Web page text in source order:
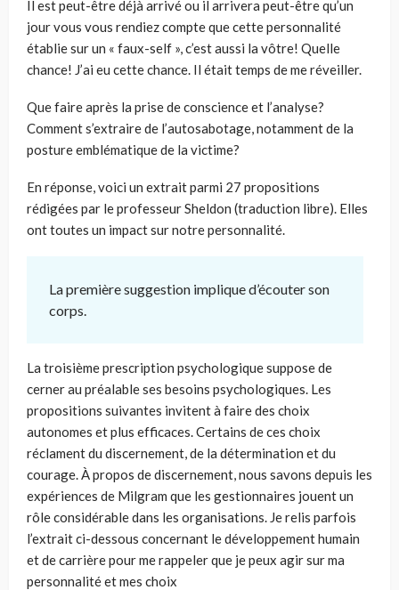
Il est peut-être déjà arrivé ou il arrivera peut-être qu’un
jour vous vous rendiez compte que cette personnalité
établie sur un « faux-self », c’est aussi la vôtre! Quelle
chance! J’ai eu cette chance. Il était temps de me réveiller.
Que faire après la prise de conscience et l’analyse?
Comment s’extraire de l’autosabotage, notamment de la
posture emblématique de la victime?
En réponse, voici un extrait parmi 27 propositions
rédigées par le professeur Sheldon (traduction libre). Elles
ont toutes un impact sur notre personnalité.
La première suggestion implique d’écouter son
corps.
La troisième prescription psychologique suppose de
cerner au préalable ses besoins psychologiques. Les
propositions suivantes invitent à faire des choix
autonomes et plus efficaces. Certains de ces choix
réclament du discernement, de la détermination et du
courage. À propos de discernement, nous savons depuis les
expériences de Milgram que les gestionnaires jouent un
rôle considérable dans les organisations. Je relis parfois
l’extrait ci-dessous concernant le développement humain
et de carrière pour me rappeler que je peux agir sur ma
personnalité et mes choix